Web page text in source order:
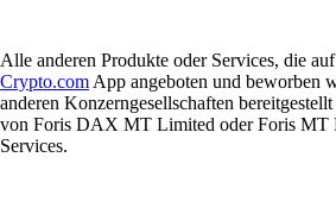
Alle anderen Produkte oder Services, die
Crypto.com App angeboten und beworben
anderen Konzerngesellschaften
von Foris DAX MT Limited oder Foris MT
Services.